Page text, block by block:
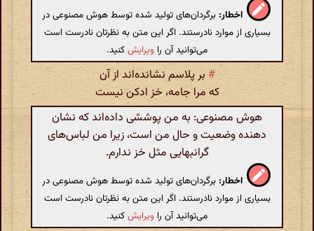
اخطار: برگردان‌های تولید شده توسط هوش مصنوعی در
بسیاری از موارد نادرستند. اگر این متن به نظرتان نادرست است
می‌توانید آن را ویرایشکنید.
# بر پلاسم نشانده‌اند از آن
که مرا جامه، خز ادکن نیست
هوش مصنوعی: به من پوششی داده‌اند که نشان
دهنده وضعیت و حال من است، زیرا من لباس‌های
گرانبهایی مثل خز ندارم.
اخطار: برگردان‌های تولید شده توسط هوش مصنوعی در
بسیاری از موارد نادرستند. اگر این متن به نظرتان نادرست است
می‌توانید آن را ویرایشکنید.